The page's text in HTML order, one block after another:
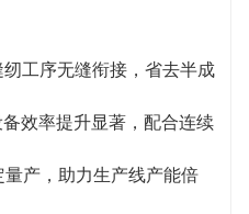
工序无缝衔接，省去半成
效率提升显著，配合连续
产，助力生产线产能倍